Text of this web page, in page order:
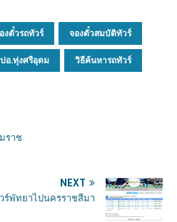
งตั๋วรถทัวร์ จองตั๋วสมบัติทัวร์
อ.ทุ่งศรีอุดม วิธีค้นหารถทัวร์
ราช
NEXT
ร์พัทยาไปนครราชสีมา